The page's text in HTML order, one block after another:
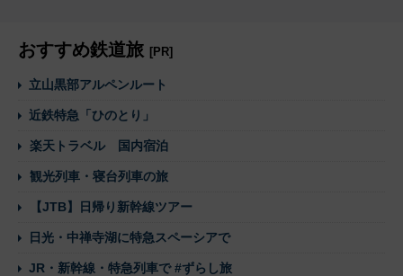
おすすめ鉄道旅 [PR]
立山黒部アルペンルート
近鉄特急「ひのとり」
楽天トラベル 国内宿泊
観光列車・寝台列車の旅
【JTB】日帰り新幹線ツアー
日光・中禅寺湖に特急スペーシアで
JR・新幹線・特急列車で #ずらし旅